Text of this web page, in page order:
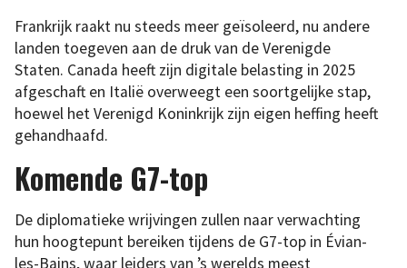
Frankrijk raakt nu steeds meer geïsoleerd, nu andere
landen toegeven aan de druk van de Verenigde
Staten. Canada heeft zijn digitale belasting in 2025
afgeschaft en Italië overweegt een soortgelijke stap,
hoewel het Verenigd Koninkrijk zijn eigen heffing heeft
gehandhaafd.
Komende G7-top
De diplomatieke wrijvingen zullen naar verwachting
hun hoogtepunt bereiken tijdens de G7-top in Évian-
les-Bains, waar leiders van ’s werelds meest